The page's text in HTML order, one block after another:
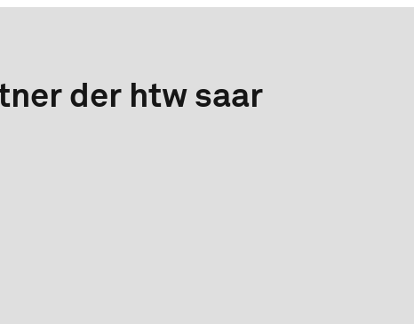
der htw saar